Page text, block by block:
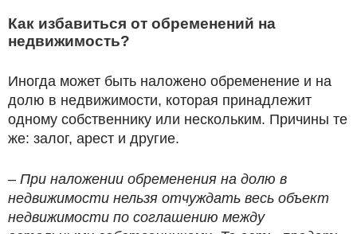
Как избавиться от обременений на
недвижимость?
Иногда может быть наложено обременение и на
долю в недвижимости, которая принадлежит
одному собственнику или нескольким. Причины те
же: залог, арест и другие.
– При наложении обременения на долю в
недвижимости нельзя отчуждать весь объект
недвижимости по соглашению между